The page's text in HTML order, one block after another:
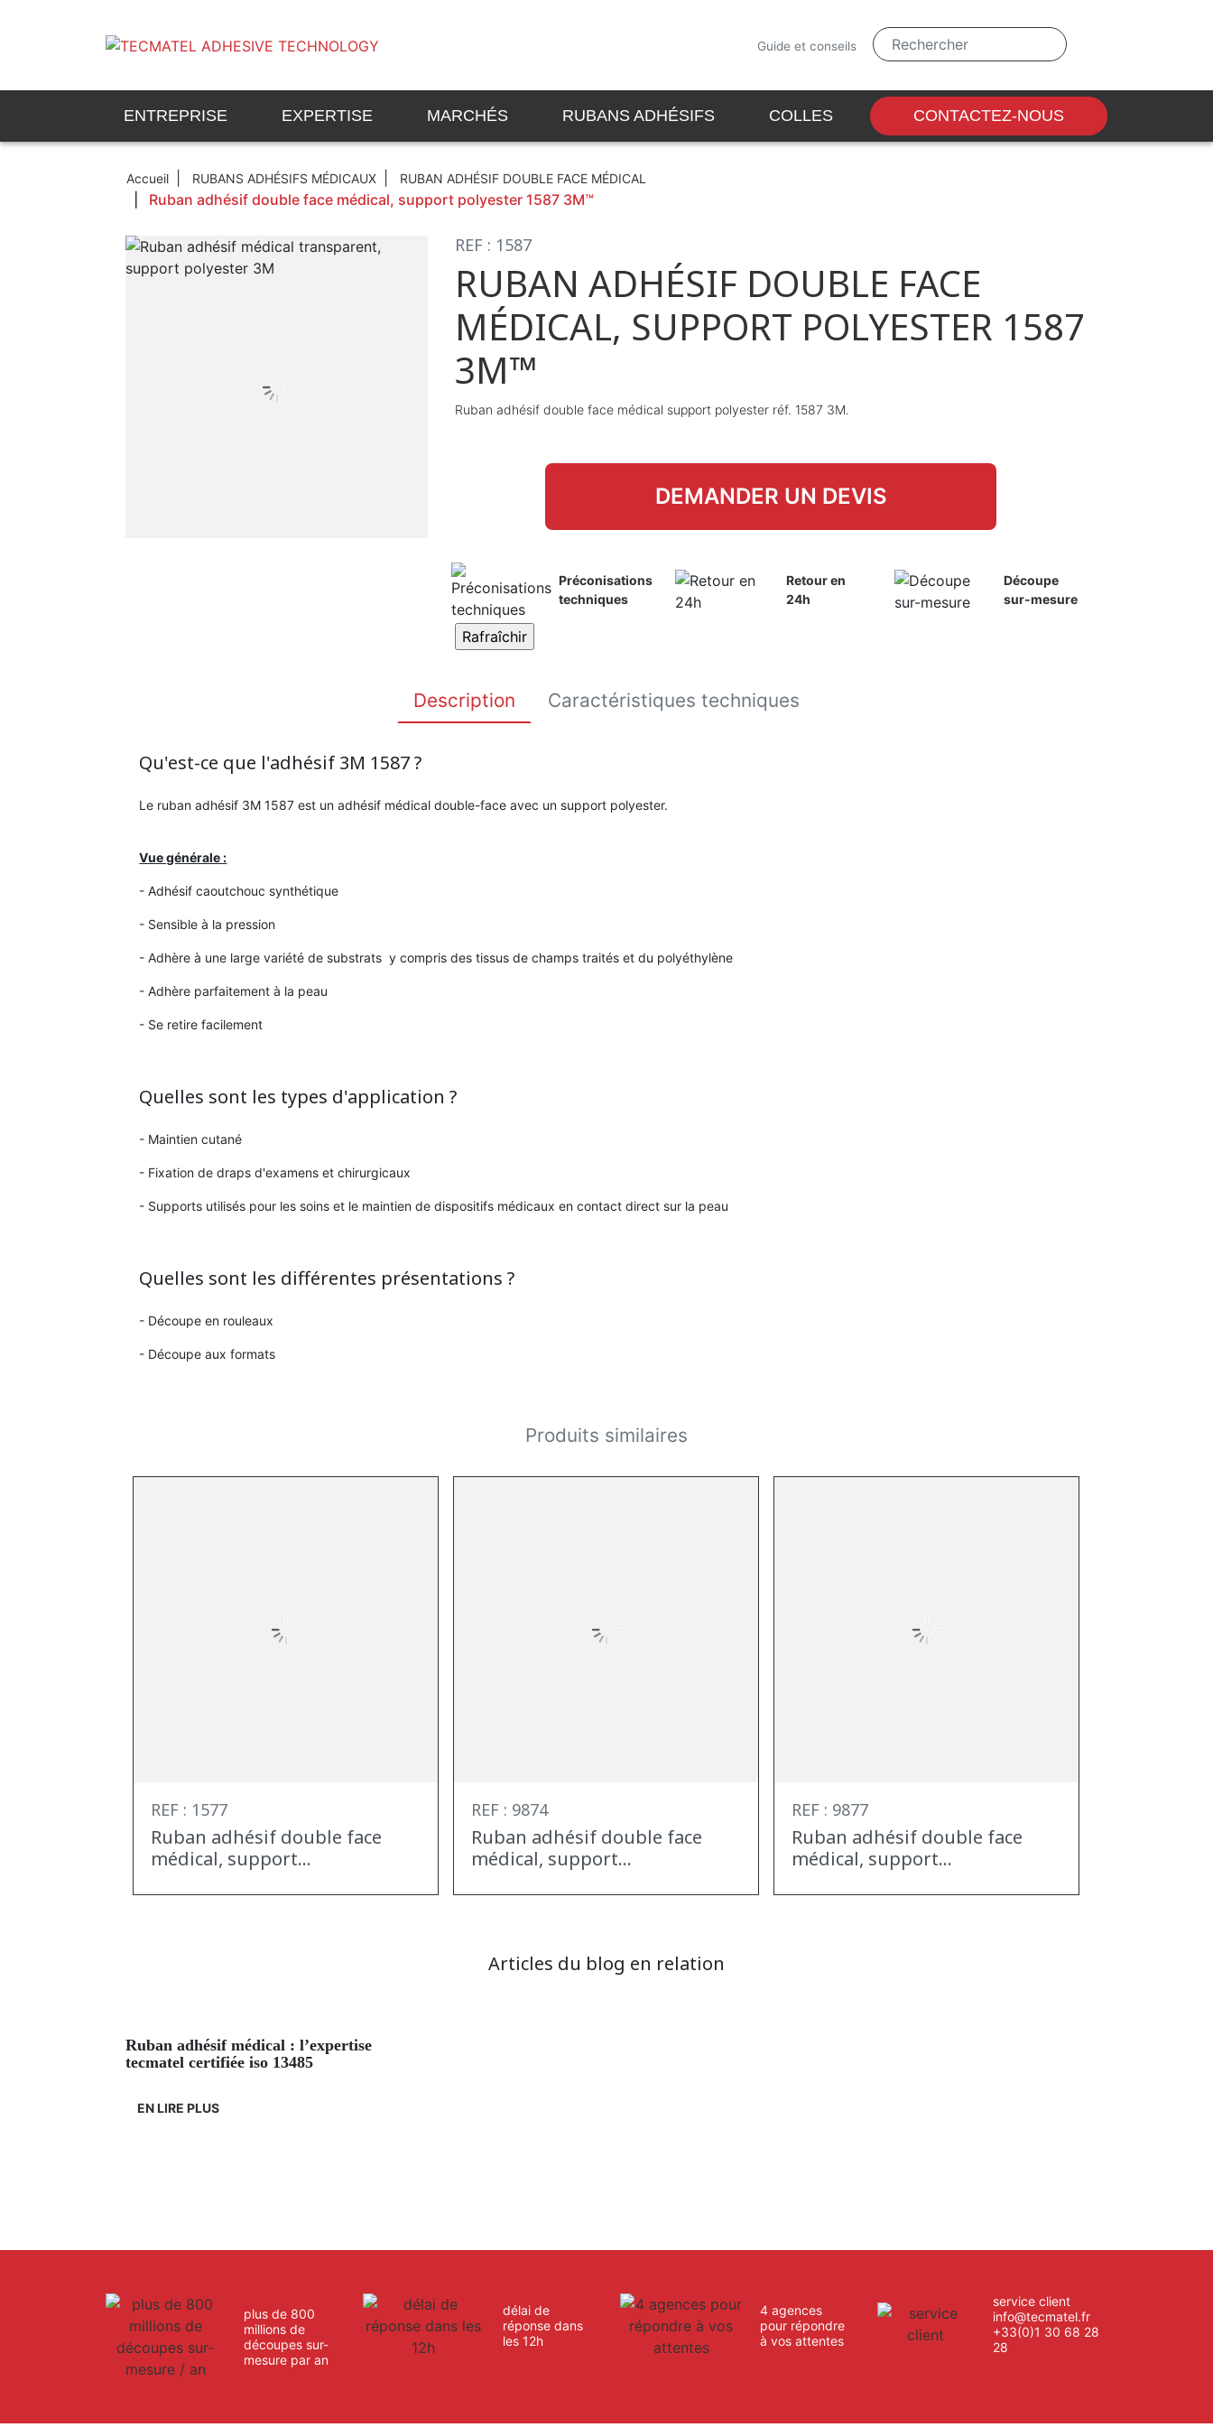
Guide et conseils
ENTREPRISE EXPERTISE MARCHÉS RUBANS ADHÉSIFS COLLES ACCESSOIRES
CONTACTEZ-NOUS
Accueil RUBANS ADHÉSIFS MÉDICAUX RUBAN ADHÉSIF DOUBLE FACE MÉDICAL
Ruban adhésif double face médical, support polyester 1587 3M™
REF : 1587
RUBAN ADHÉSIF DOUBLE FACE
MÉDICAL, SUPPORT POLYESTER 1587
3M™
Ruban adhésif double face médical support polyester réf. 1587 3M.
DEMANDER UN DEVIS
Préconisations
techniques
Retour en
24h
Découpe
sur-mesure
Description Caractéristiques techniques
Qu'est-ce que l'adhésif 3M 1587 ?
Le ruban adhésif 3M 1587 est un adhésif médical double-face avec un support polyester.
Vue générale :
- Adhésif caoutchouc synthétique
- Sensible à la pression
- Adhère à une large variété de substrats y compris des tissus de champs traités et du polyéthylène
- Adhère parfaitement à la peau
- Se retire facilement
Quelles sont les types d'application ?
- Maintien cutané
- Fixation de draps d'examens et chirurgicaux
- Supports utilisés pour les soins et le maintien de dispositifs médicaux en contact direct sur la peau
Quelles sont les différentes présentations ?
- Découpe en rouleaux
- Découpe aux formats
Produits similaires
REF : 1577
Ruban adhésif double face
médical, support...
REF : 9874
Ruban adhésif double face
médical, support...
REF : 9877
Ruban adhésif double face
médical, support...
Articles du blog en relation
ruban adhésif médical : l’expertise
tecmatel certifiée iso 13485
EN LIRE PLUS
plus de 800
millions de
découpes sur-
mesure par an
délai de
réponse dans
les 12h
4 agences
pour répondre
à vos attentes
service client
info@tecmatel.fr
+33(0)1 30 68 28
28